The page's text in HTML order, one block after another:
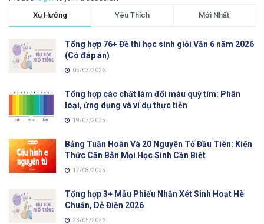
Xu Hướng Yêu Thích Mới Nhất
Tổng hợp 76+ Đề thi học sinh giỏi Văn 6 năm 2026
(Có đáp án)
05/03/2026
Tổng hợp các chất làm đổi màu quỳ tím: Phân
loại, ứng dụng và ví dụ thực tiễn
19/07/2025
Bảng Tuần Hoàn Và 20 Nguyên Tố Đầu Tiên: Kiến
Thức Căn Bản Mọi Học Sinh Cần Biết
17/08/2025
Tổng hợp 3+ Mẫu Phiếu Nhận Xét Sinh Hoạt Hè
Chuẩn, Dễ Điền 2026
23/05/2026